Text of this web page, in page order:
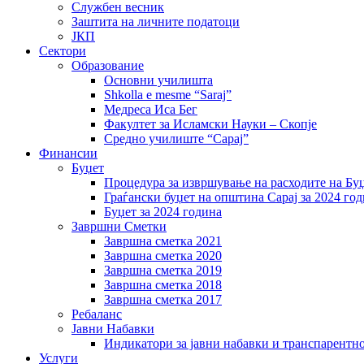
Службен весник
Заштита на личните податоци
ЈКП
Сектори
Образование
Основни училишта
Shkolla e mesme “Saraj”
Медреса Иса Бег
Факултет за Исламски Науки – Скопје
Средно училиште “Сарај”
Финансии
Буџет
Процедура за извршување на расходите на
Граѓански буџет на општина Сарај за 2024
Буџет за 2024 година
Завршни Сметки
Завршна сметка 2021
Завршна сметка 2020
Завршна сметка 2019
Завршна сметка 2018
Завршна сметка 2017
Ребаланс
Јавни Набавки
Индикатори за јавни набавки и
Услуги